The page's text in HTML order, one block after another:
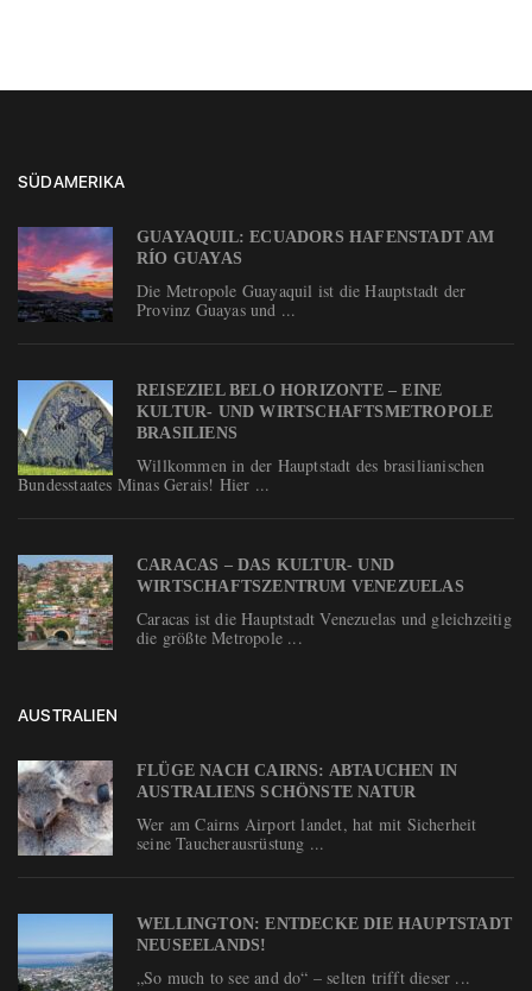
SÜDAMERIKA
GUAYAQUIL: ECUADORS HAFENSTADT AM
RÍO GUAYAS
Die Metropole Guayaquil ist die Hauptstadt der
Provinz Guayas und ...
REISEZIEL BELO HORIZONTE – EINE
KULTUR- UND WIRTSCHAFTSMETROPOLE
BRASILIENS
Willkommen in der Hauptstadt des brasilianischen
Bundesstaates Minas Gerais! Hier ...
CARACAS – DAS KULTUR- UND
WIRTSCHAFTSZENTRUM VENEZUELAS
Caracas ist die Hauptstadt Venezuelas und gleichzeitig
die größte Metropole ...
AUSTRALIEN
FLÜGE NACH CAIRNS: ABTAUCHEN IN
AUSTRALIENS SCHÖNSTE NATUR
Wer am Cairns Airport landet, hat mit Sicherheit
seine Taucherausrüstung ...
WELLINGTON: ENTDECKE DIE HAUPTSTADT
NEUSEELANDS!
„So much to see and do“ – selten trifft dieser ...